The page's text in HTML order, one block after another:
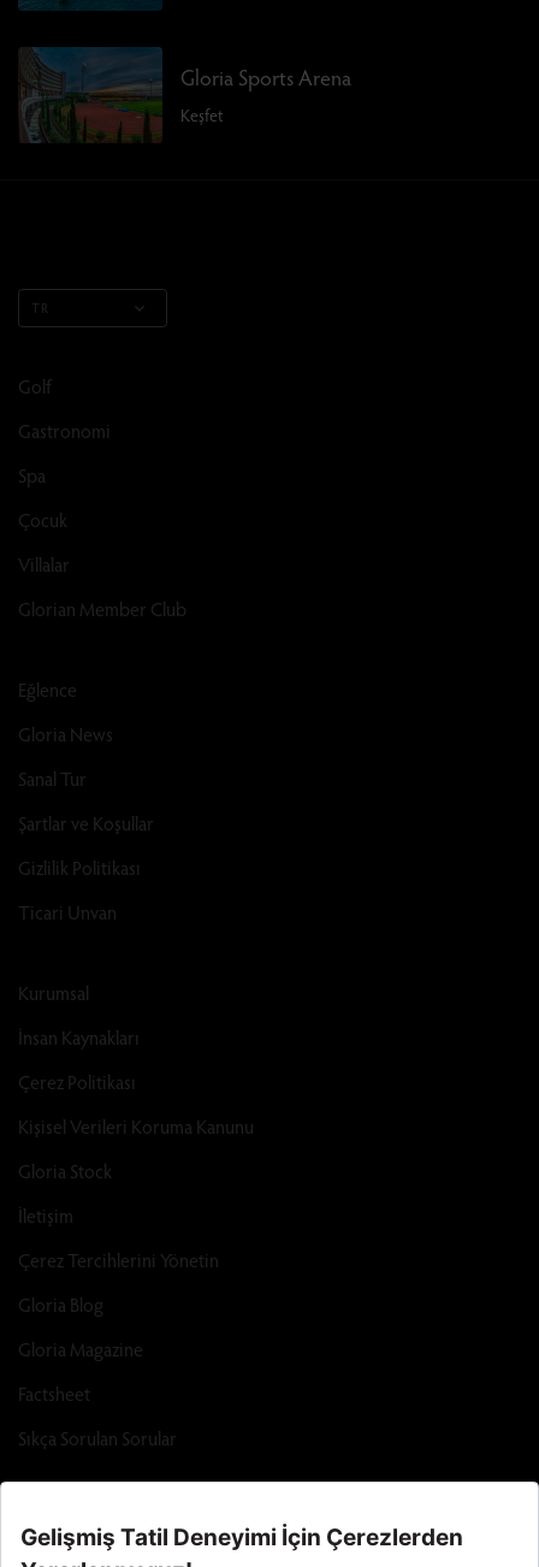
Gloria Sports Arena
Keşfet
TR
Golf
Gastronomi
Spa
Çocuk
Villalar
Glorian Member Club
Eğlence
Gloria News
Sanal Tur
Şartlar ve Koşullar
Gizlilik Politikası
Ticari Unvan
Kurumsal
İnsan Kaynakları
Çerez Politikası
Kişisel Verileri Koruma Kanunu
Gloria Stock
İletişim
Çerez Tercihlerini Yönetin
Gloria Blog
Gloria Magazine
Factsheet
Sıkça Sorulan Sorular